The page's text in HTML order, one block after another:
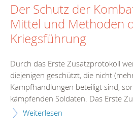
Der Schutz der
Mittel und Methoden
Kriegsführung
Durch das Erste Zusatzprotokoll
diejenigen geschützt, die nicht
Kampfhandlungen beteiligt sind,
kämpfenden Soldaten. Das Erste
Weiterlesen